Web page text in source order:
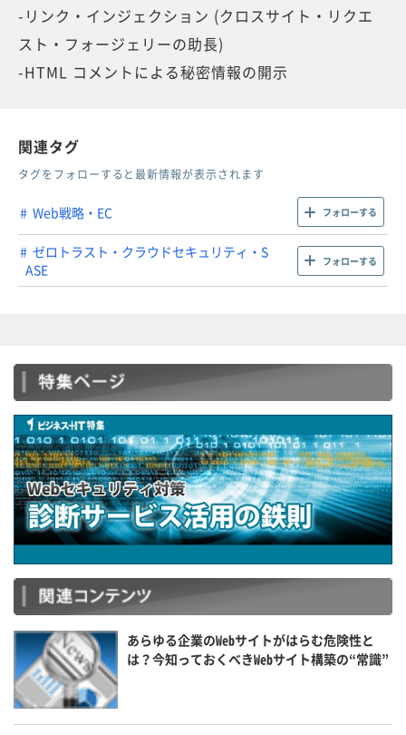
-リンク・インジェクション (クロスサイト・リクエ
スト・フォージェリーの助長)
-HTML コメントによる秘密情報の開示
関連タグ
タグをフォローすると最新情報が表示されます
Web戦略・EC フォローする
ゼロトラスト・クラウドセキュリティ・S
ASE
フォローする
あらゆる企業のWebサイトがはらむ危険性と
は？今知っておくべきWebサイト構築の“常識”